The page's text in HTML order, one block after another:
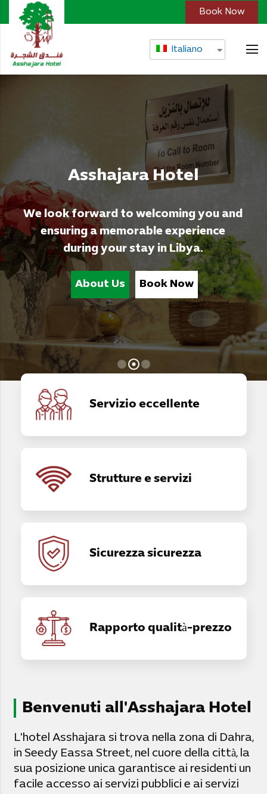
Book Now
Italiano
Servizio eccellente
Strutture e servizi
Sicurezza sicurezza
Rapporto qualità-prezzo
Benvenuti all'Asshajara Hotel
L'hotel Asshajara si trova nella zona di Dahra,
in Seedy Eassa Street, nel cuore della città, la
sua posizione unica garantisce ai residenti un
facile accesso ai servizi pubblici e ai servizi